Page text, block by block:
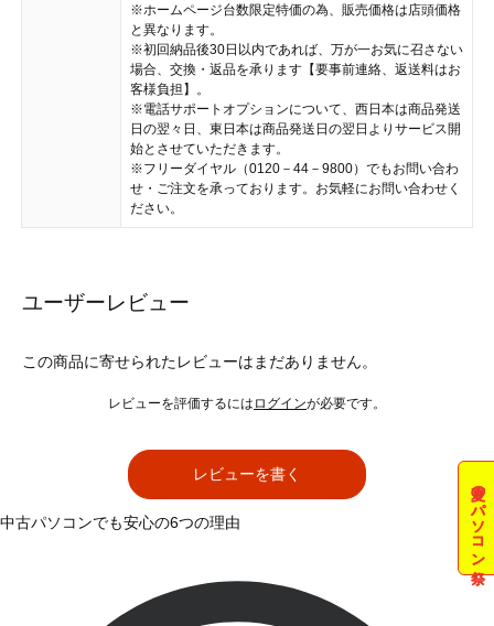
※ホームページ台数限定特価の為、販売価格は店頭価格
と異なります。
※初回納品後30日以内であれば、万が一お気に召さない
場合、交換・返品を承ります【要事前連絡、返送料はお
客様負担】。
※電話サポートオプションについて、西日本は商品発送
日の翌々日、東日本は商品発送日の翌日よりサービス開
始とさせていただきます。
※フリーダイヤル（0120－44－9800）でもお問い合わ
せ・ご注文を承っております。お気軽にお問い合わせく
ださい。
ユーザーレビュー
この商品に寄せられたレビューはまだありません。
レビューを評価するには ログインが必要です。
レビューを書く
夏のパソコン祭
中古パソコンでも安心の6つの理由